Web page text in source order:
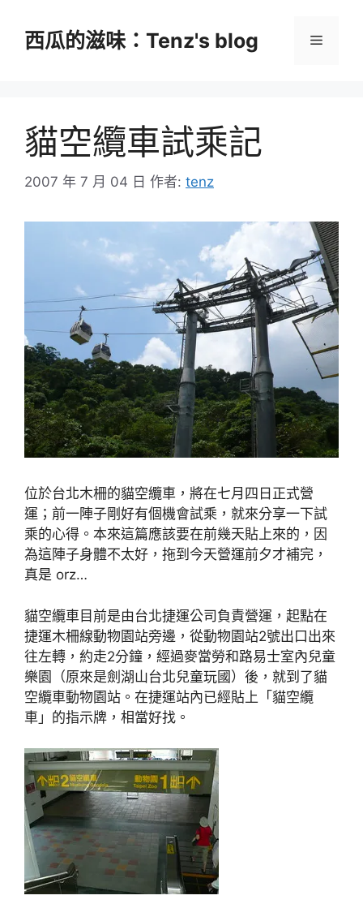
西瓜的滋味：Tenz's blog 選
貓空纜車試乘記
2007 年 7 月 04 日 作者: tenz
位於台北木柵的貓空纜車，將在七月四日正式營
運；前一陣子剛好有個機會試乘，就來分享一下試
乘的心得。本來這篇應該要在前幾天貼上來的，因
為這陣子身體不太好，拖到今天營運前夕才補完，
真是 orz…
貓空纜車目前是由台北捷運公司負責營運，起點在
捷運木柵線動物園站旁邊，從動物園站2號出口出來
往左轉，約走2分鐘，經過麥當勞和路易士室內兒童
樂園（原來是劍湖山台北兒童玩國）後，就到了貓
空纜車動物園站。在捷運站內已經貼上「貓空纜
車」的指示牌，相當好找。